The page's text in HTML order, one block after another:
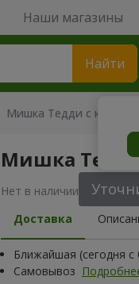
Наши магазины
Найти
Мишка Тедди с
Мишка
Нет в наличии
Доставка
Ближайшая (сегодня с
Самовывоз